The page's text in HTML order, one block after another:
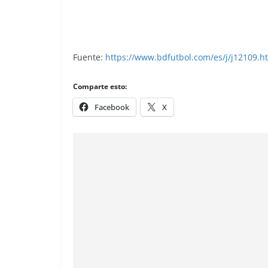
Fuente: https://www.bdfutbol.com/es/j/
Comparte esto:
Facebook X